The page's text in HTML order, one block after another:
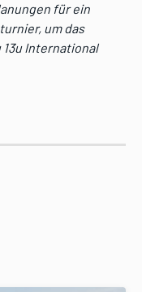
für ein
um das
International